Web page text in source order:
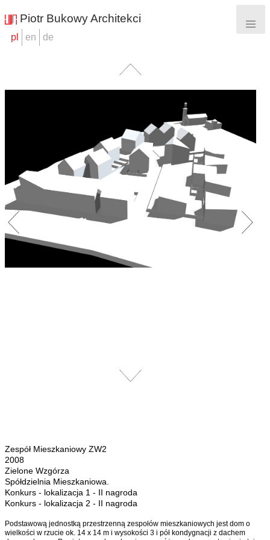
Piotr Bukowy Architekci
Skip To Content
pl en de
Zespół Mieszkaniowy ZW2
2008
Zielone Wzgórza
Spółdzielnia Mieszkaniowa.
Konkurs - lokalizacja 1 - II nagroda
Konkurs - lokalizacja 2 - II nagroda
Podstawową jednostką przestrzenną zespołów mieszkaniowych jest dom o
wielkości w rzucie ok. 14 x 14 m i wysokości 3 i pół kondygnacji z dachem